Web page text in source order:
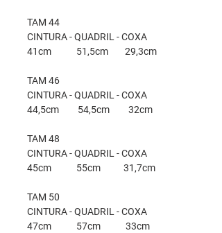
TAM 44
CINTURA - QUADRIL - COXA
41cm 51,5cm 29,3cm
TAM 46
CINTURA - QUADRIL - COXA
44,5cm 54,5cm 32cm
TAM 48
CINTURA - QUADRIL - COXA
45cm 55cm 31,7cm
TAM 50
CINTURA - QUADRIL - COXA
47cm 57cm 33cm